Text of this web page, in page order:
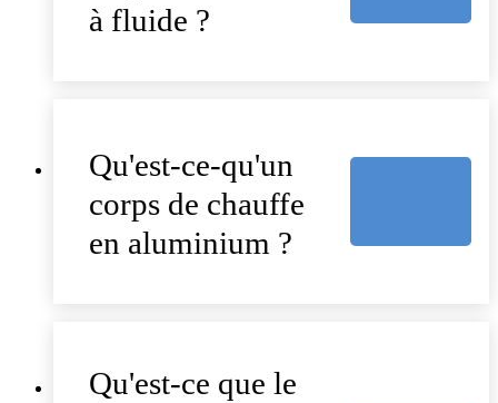
à fluide ?
Qu'est-ce-qu'un
corps de chauffe
en aluminium ?
Qu'est-ce que le